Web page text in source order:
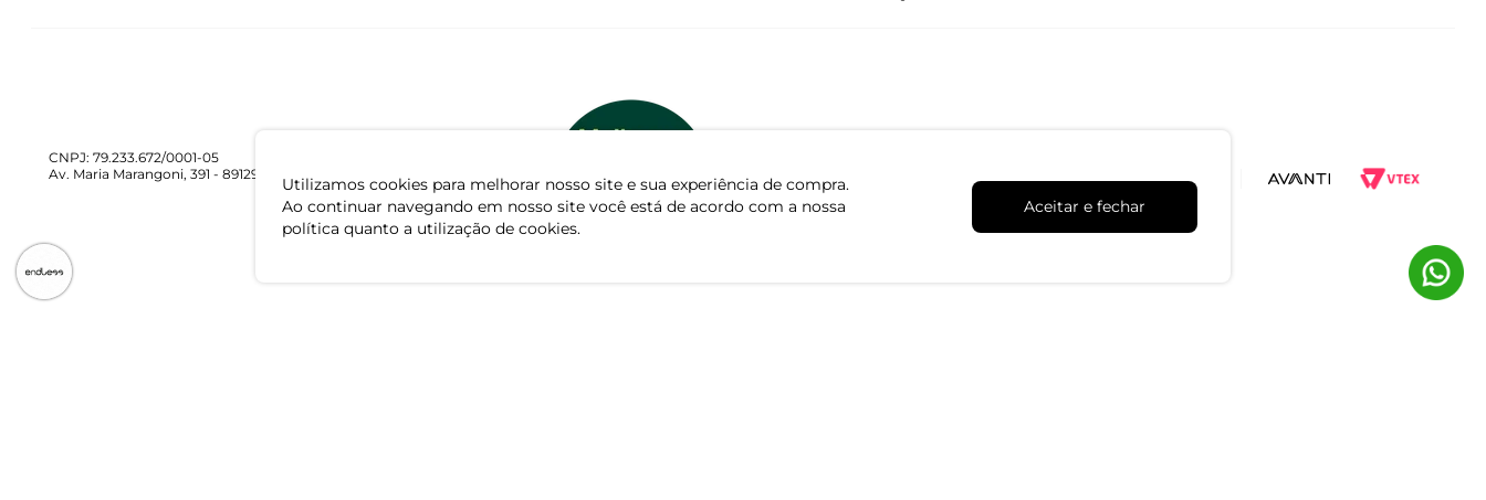
Utilizamos cookies para melhorar nosso site e sua experiência de compra.
Ao continuar navegando em nosso site você está de acordo com a nossa
política quanto a utilização de cookies.
Aceitar e fechar
CNPJ: 79.233.672/0001-05
Av. Maria Marangoni, 391 - 89129-080 - Luiz Alves - SC